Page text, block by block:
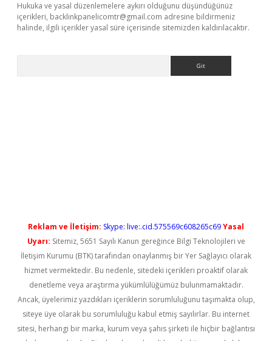
Hukuka ve yasal düzenlemelere aykırı olduğunu düşündüğünüz
içerikleri, backlinkpanelicomtr@gmail.com adresine bildirmeniz
halinde, ilgili içerikler yasal süre içerisinde sitemizden kaldırılacaktır.
Reklam ve İletişim: Skype: live:.cid.575569c608265c69Yasal
Uyarı: Sitemiz, 5651 Sayılı Kanun gereğince Bilgi Teknolojileri ve
İletişim Kurumu (BTK) tarafından onaylanmış bir Yer Sağlayıcı olarak
hizmet vermektedir. Bu nedenle, sitedeki içerikleri proaktif olarak
denetleme veya araştırma yükümlülüğümüz bulunmamaktadır.
Ancak, üyelerimiz yazdıkları içeriklerin sorumluluğunu taşımakta olup,
siteye üye olarak bu sorumluluğu kabul etmiş sayılırlar. Bu internet
sitesi, herhangi bir marka, kurum veya şahıs şirketi ile hiçbir bağlantısı